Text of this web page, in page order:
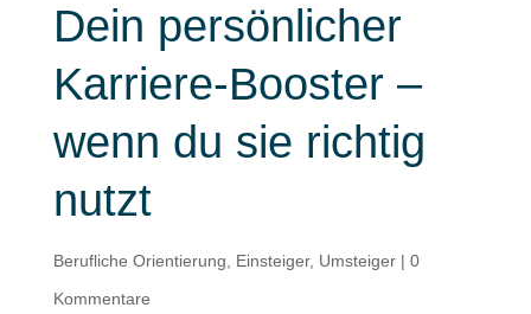
Dein persönlicher
Karriere-Booster –
wenn du sie richtig
nutzt
Berufliche Orientierung Einsteiger, Umsteiger| 0
Kommentare